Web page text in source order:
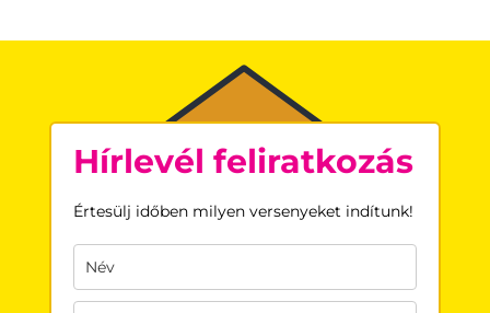
Hírlevél feliratkozás
Értesülj időben milyen versenyeket indítunk!